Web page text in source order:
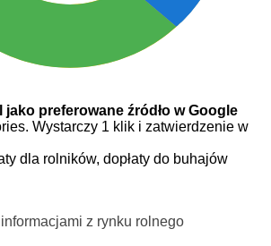
jako preferowane źródło w Google
Wystarczy 1 klik i zatwierdzenie w
dla rolników, dopłaty do buhajów
z rynku rolnego